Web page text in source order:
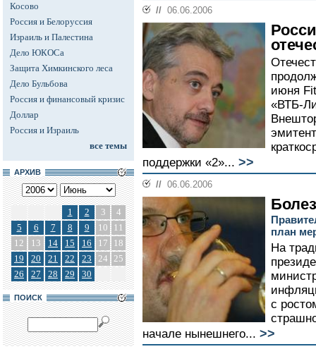
Косово
Россия и Белоруссия
Израиль и Палестина
Дело ЮКОСа
Защита Химкинского леса
Дело Бульбова
Россия и финансовый кризис
Доллар
Россия и Израиль
все темы
АРХИВ
1 2 3
4
5
6 7 8 9 10
11
12
13 14 15 16 17
18
19
20 21 22 23 24 25
26
27 28 29 30
ПОИСК
// 06.06.2006
июня
«ВТБ-
поддержки «2»... >>
// 06.06.2006
план
На
с
начале нынешнего... >>